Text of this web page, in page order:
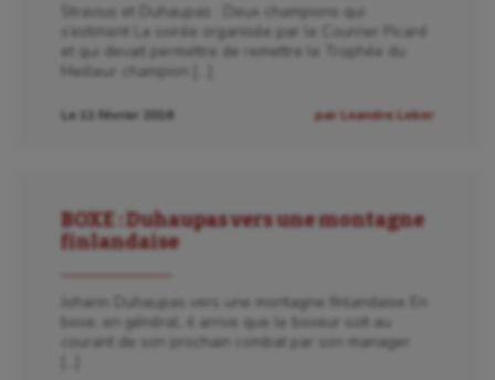
Stravius et Duhaupas : Deux champions qui
s’estiment La soirée organisée par le Courrier Picard
et qui devait permettre de remettre le Trophée du
Meilleur champion […]
Le 11 février 2016 par Leandre Leber
BOXE : Duhaupas vers une montagne
finlandaise
Johann Duhaupas vers une montagne finlandaise En
boxe, en général, il arrive que le boxeur soit au
courant de son prochain combat par son manager.